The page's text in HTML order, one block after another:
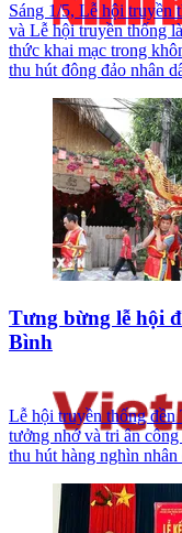
Sáng 1/5, Lễ hội
và Lễ hội truyền thống
thức khai mạc trong
thu hút đông đảo nhân
Tưng bừng lễ hội
Bình
Lễ hội truyền thống
tưởng nhớ và tri ân
thu hút hàng nghìn